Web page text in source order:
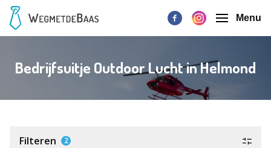
Menu
Bedrijfsuitje Outdoor Lucht in Helmond
Filteren 2